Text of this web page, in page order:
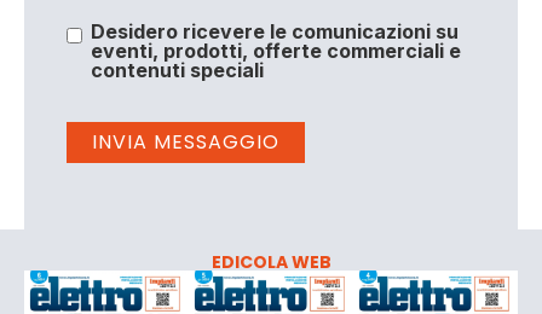
Desidero ricevere le comunicazioni su
eventi, prodotti, offerte commerciali e
contenuti speciali
EDICOLA WEB